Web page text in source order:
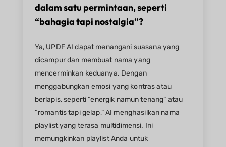
dalam satu permintaan, seperti
“bahagia tapi nostalgia”?
Ya, UPDF AI dapat menangani suasana yang
dicampur dan membuat nama yang
mencerminkan keduanya. Dengan
menggabungkan emosi yang kontras atau
berlapis, seperti “energik namun tenang” atau
“romantis tapi gelap,” AI menghasilkan nama
playlist yang terasa multidimensi. Ini
memungkinkan playlist Anda untuk